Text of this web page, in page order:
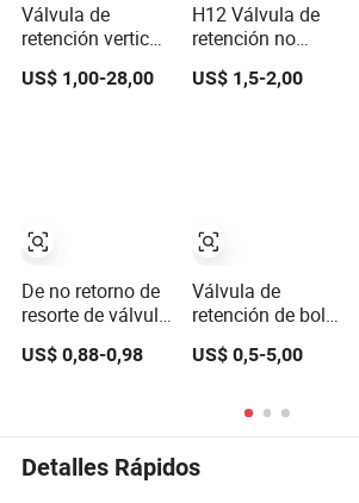
Válvula de
retención vertical
de cobre
completo
US$ 1,00-28,00
De no retorno de
resorte de válvula
vertical de la
US$ 0,88-0,98
H12 Válvula de
retención no
retornable
Válvula de resorte
US$ 1,5-2,00
Válvula de
retención de bola
de latón OEM
US$ 0,5-5,00
Detalles Rápidos